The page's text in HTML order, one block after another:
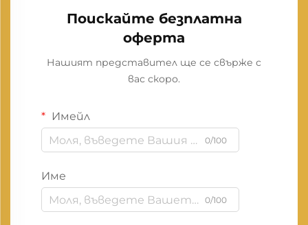
Поискайте безплатна
оферта
Нашият представител ще се свърже с
вас скоро.
Имейл
0/100
Име
0/100